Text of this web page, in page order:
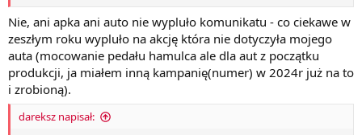
Nie, ani apka ani auto nie wypluło komunikatu - co ciekawe w
zeszłym roku wypluło na akcję która nie dotyczyła mojego
auta (mocowanie pedału hamulca ale dla aut z początku
produkcji, ja miałem inną kampanię(numer) w 2024r już na to
i zrobioną).
dareksz napisał: